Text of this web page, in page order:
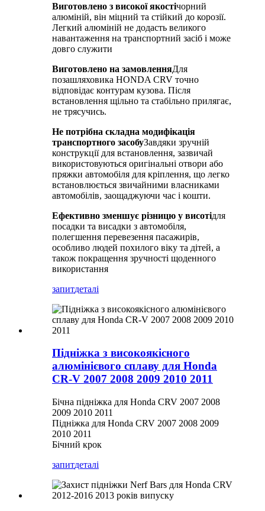
Виготовлено з високої якостічорний
алюміній, він міцний та стійкий до корозії.
Легкий алюміній не додасть великого
навантаження на транспортний засіб і може
довго служити
Виготовлено на замовленняДля
позашляховика HONDA CRV точно
відповідає контурам кузова. Після
встановлення щільно та стабільно прилягає,
не трясучись.
Не потрібна складна модифікація
транспортного засобуЗавдяки зручній
конструкції для встановлення, зазвичай
використовуються оригінальні отвори або
пряжки автомобіля для кріплення, що легко
встановлюється звичайними власниками
автомобілів, заощаджуючи час і кошти.
Ефективно зменшує різницю у висотідля
посадки та висадки з автомобіля,
полегшення перевезення пасажирів,
особливо людей похилого віку та дітей, а
також покращення зручності щоденного
використання
запитдеталі
Підніжка з високоякісного
алюмінієвого сплаву для Honda
CR-V 2007 2008 2009 2010 2011
Бічна підніжка для Honda CRV 2007 2008
2009 2010 2011
Підніжка для Honda CRV 2007 2008 2009
2010 2011
Бічний крок
запитдеталі